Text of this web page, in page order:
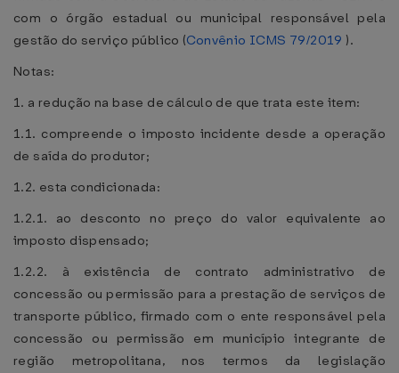
com o órgão estadual ou municipal responsável pela
gestão do serviço público (Convênio ICMS 79/2019 ).
Notas:
1. a redução na base de cálculo de que trata este item:
1.1. compreende o imposto incidente desde a operação
de saída do produtor;
1.2. esta condicionada:
1.2.1. ao desconto no preço do valor equivalente ao
imposto dispensado;
1.2.2. à existência de contrato administrativo de
concessão ou permissão para a prestação de serviços de
transporte público, firmado com o ente responsável pela
concessão ou permissão em município integrante de
região metropolitana, nos termos da legislação